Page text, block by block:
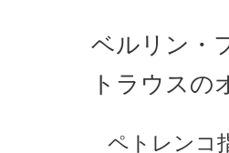
ベルリン・
トラウスの
ペトレンコ